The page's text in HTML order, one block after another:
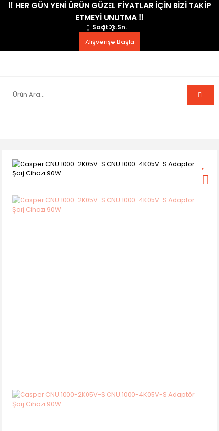
​‼️​ HER GÜN YENİ ÜRÜN GÜZEL FİYATLAR İÇİN BİZİ TAKİP
ETMEYİ UNUTMA ​‼️​
SaatDk.Sn.
Alışverişe Başla